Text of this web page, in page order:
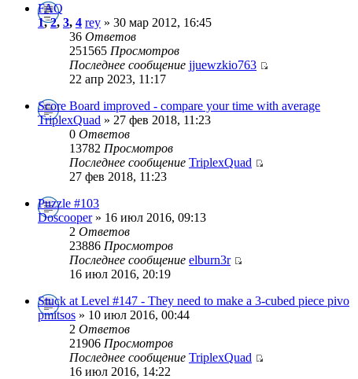
FAQ
1,2, 3, 4 rey » 30 мар 2012, 16:45
36 Ответов
251565 Просмотров
Последнее сообщение jjuewzkio763
22 апр 2023, 11:17
Score Board improved - compare your time with average
TriplexQuad » 27 фев 2018, 11:23
0 Ответов
13782 Просмотров
Последнее сообщение TriplexQuad
27 фев 2018, 11:23
Puzzle #103
Doscooper» 16 июл 2016, 09:13
2 Ответов
23886 Просмотров
Последнее сообщение elburn3r
16 июл 2016, 20:19
Stuck at Level #147 - They need to make a 3-cubed piece pivo
pmitsos » 10 июл 2016, 00:44
2 Ответов
21906 Просмотров
Последнее сообщение TriplexQuad
16 июл 2016, 14:22